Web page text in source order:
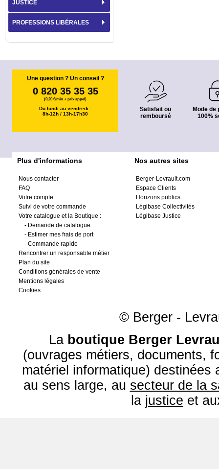
JUSTICE
PROFESSIONS LIBÉRALES
Une question ? Un conseil ?
0 820 35 35 35
(0,20 €/min + prix appel)
Du lundi au vendredi :
8h-12h / 13h-17h30
Satisfait ou
remboursé
Mode de
100%
Plus d'informations
Nous contacter
FAQ
Votre compte
Suivi de votre commande
Votre catalogue et la Boutique :
- Demande de catalogue
- Estimer mes frais de port
- Commande rapide
Rencontrer un responsable métier
Plan du site
Conditions générales de vente
Mentions légales
Cookies
Nos autres sites
Berger-Levrault.com
Espace Clients
Horizons publics
Légibase Collectivités
Légibase Justice
© Berger -
La boutique Berger
(ouvrages métiers, documents,
matériel informatique) destinées
au sens large, au secteur de la
la justice et